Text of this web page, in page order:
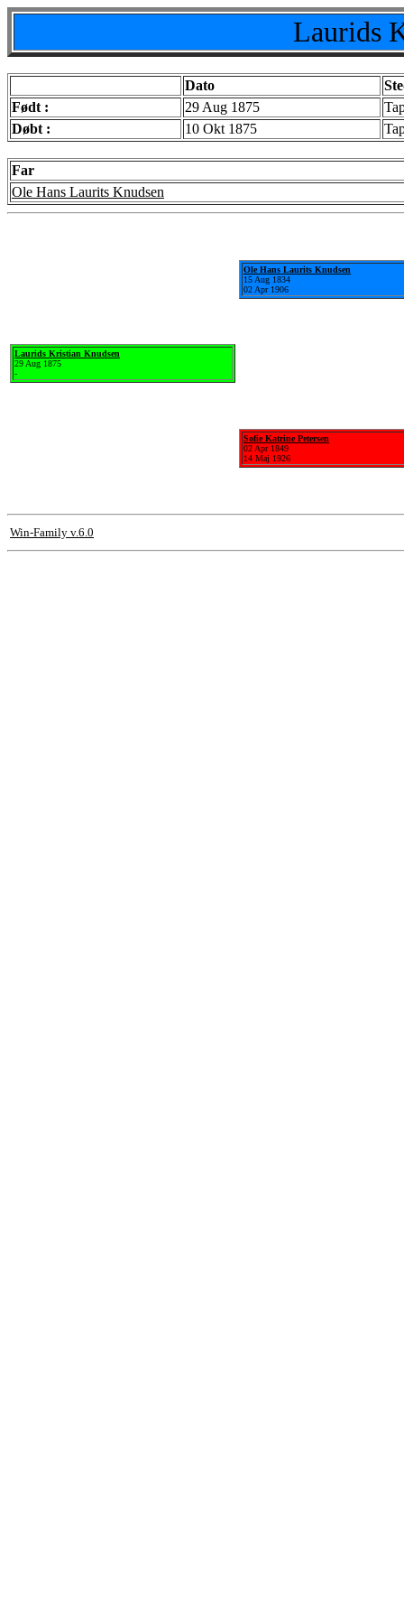
Laurids
Dato
Født :
29 Aug 1875
Døbt :
10 Okt 1875
Far
Ole Hans Laurits Knudsen
Laurids Kristian Knudsen
29 Aug 1875
-
Ole Hans Laurits Knudsen
15 Aug 1834
02 Apr 1906
Sofie Katrine Petersen
02 Apr 1849
14 Maj 1926
Win-Family v.6.0